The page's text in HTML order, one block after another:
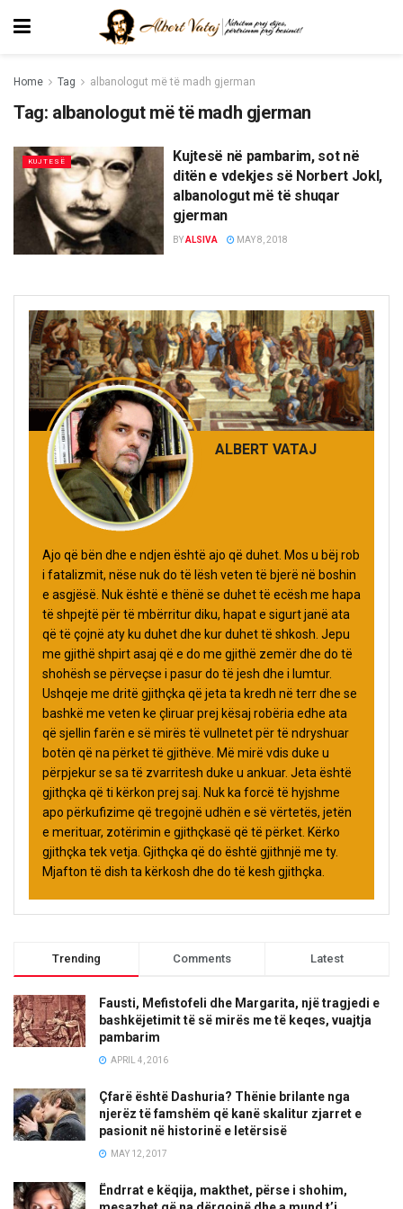
Home Tag albanologut më të madh gjerman
Tag: albanologut më të madh gjerman
KUJTESË
Kujtesë në pambarim, sot në
ditën e vdekjes së Norbert Jokl,
albanologut më të shuqar
gjerman
BYALSIVA MAY 8, 2018
ALBERT VATAJ
Ajo që bën dhe e ndjen është ajo që duhet. Mos u bëj rob
i fatalizmit, nëse nuk do të lësh veten të bjerë në boshin
e asgjësë. Nuk është e thënë se duhet të ecësh me hapa
të shpejtë për të mbërritur diku, hapat e sigurt janë ata
që të çojnë aty ku duhet dhe kur duhet të shkosh. Jepu
me gjithë shpirt asaj që e do me gjithë zemër dhe do të
shohësh se përveçse i pasur do të jesh dhe i lumtur.
Ushqeje me dritë gjithçka që jeta ta kredh në terr dhe se
bashkë me veten ke çliruar prej kësaj robëria edhe ata
që sjellin farën e së mirës të vullnetet për të ndryshuar
botën që na përket të gjithëve. Më mirë vdis duke u
përpjekur se sa të zvarritesh duke u ankuar. Jeta është
gjithçka që ti kërkon prej saj. Nuk ka forcë të hyjshme
apo përkufizime që tregojnë udhën e së vërtetës, jetën
e merituar, zotërimin e gjithçkasë që të përket. Kërko
gjithçka tek vetja. Gjithçka që do është gjithnjë me ty.
Mjafton të dish ta kërkosh dhe do të kesh gjithçka.
Trending Comments Latest
Fausti, Mefistofeli dhe Margarita, një tragjedi e
bashkëjetimit të së mirës me të keqes, vuajtja
pambarim
APRIL 4, 2016
Çfarë është Dashuria? Thënie brilante nga
njerëz të famshëm që kanë skalitur zjarret e
pasionit në historinë e letërsisë
MAY 12, 2017
Ëndrrat e këqija, makthet, përse i shohim,